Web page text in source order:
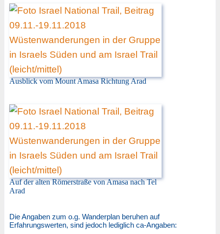
Ausblick vom Mount Amasa Richtung Arad
Auf der alten Römerstraße von Amasa nach Tel
Arad
Die Angaben zum o.g. Wanderplan beruhen auf
Erfahrungswerten, sind jedoch lediglich ca-Angaben: